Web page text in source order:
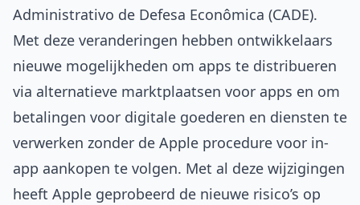
Administrativo de Defesa Econômica (CADE).
Met deze veranderingen hebben ontwikkelaars
nieuwe mogelijkheden om apps te distribueren
via alternatieve marktplaatsen voor apps en om
betalingen voor digitale goederen en diensten te
verwerken zonder de Apple procedure voor in-
app aankopen te volgen. Met al deze wijzigingen
heeft Apple geprobeerd de nieuwe risico’s op